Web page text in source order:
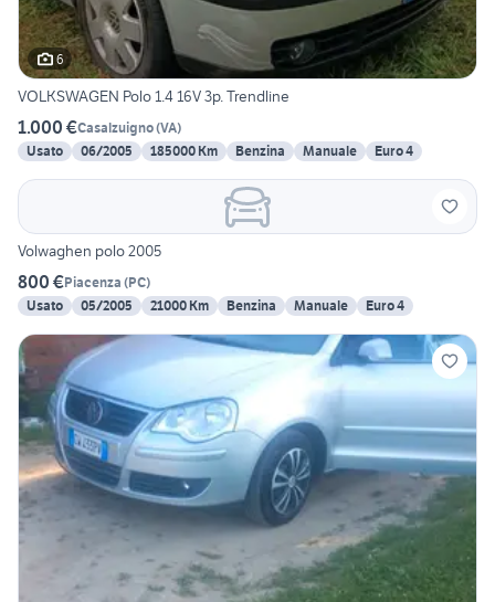
6
VOLKSWAGEN Polo 1.4 16V 3p. Trendline
1.000 €Casalzuigno(VA)
Usato
06/2005 185000 Km Benzina Manuale Euro 4
Volwaghen polo 2005
800 €Piacenza (PC)
Usato
05/2005 21000 Km Benzina Manuale Euro 4